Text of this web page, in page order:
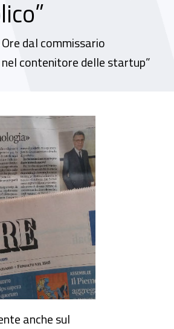
dal commissario
contenitore delle startup”
anche sul